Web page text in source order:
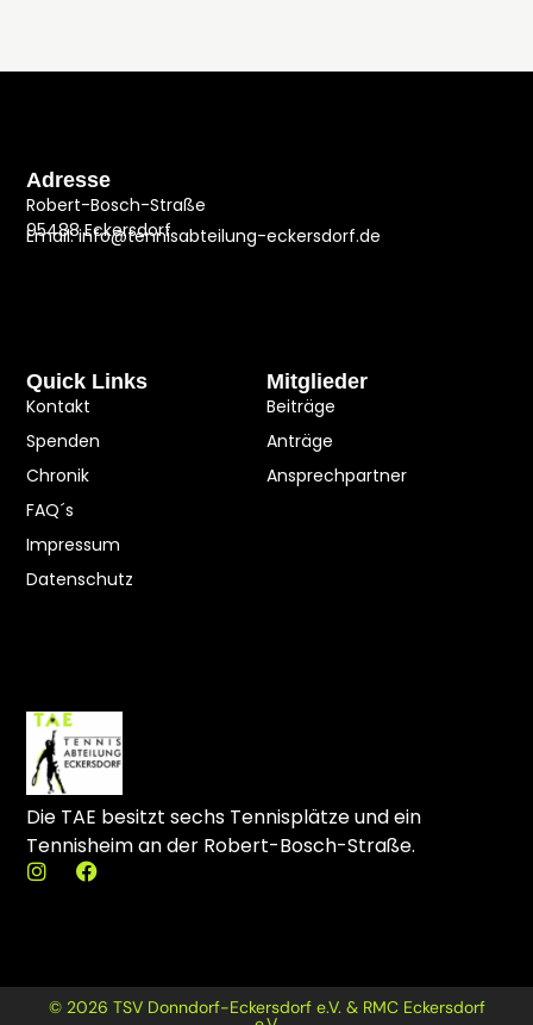
Die TAE besitzt sechs Tennisplätze und ein
Tennisheim an der Robert-Bosch-Straße.
I F
o
Mitglieder
Beiträge
Anträge
Ansprechpartner
Quick Links
Kontakt
Spenden
Chronik
FAQ´s
Impressum
Datenschutz
Adresse
Robert-Bosch-Straße
95488 Eckersdorf
Email: info@tennisabteilung-eckersdorf.de
© 2026 TSV Donndorf-Eckersdorf e.V. & RMC Eckersdorf